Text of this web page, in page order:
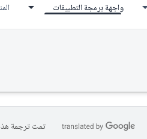
واجهة برمجة التطبيقات
تمت ترجمة